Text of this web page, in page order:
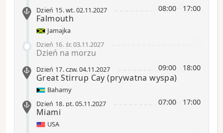
08:00 17:00
Dzień 15.wt.02.11.2027
Falmouth
Jamajka
Dzień 16.śr.03.11.2027
Dzień na morzu
09:00 18:00
Dzień 17.czw.04.11.2027
Great Stirrup Cay(prywatna wyspa)
Bahamy
07:00 17:00
Dzień 18. pt.05.11.2027
Miami
USA